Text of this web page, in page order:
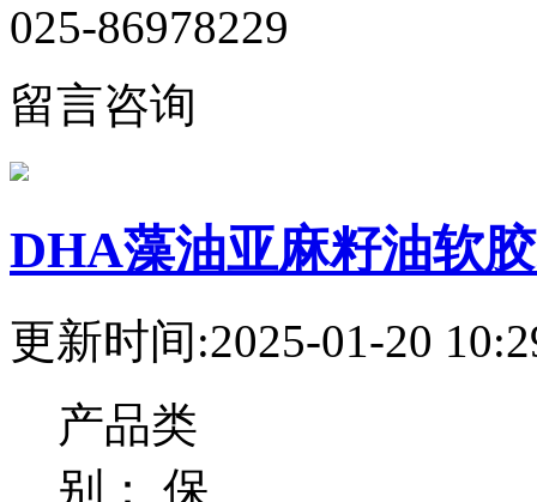
025-86978229
留言咨询
DHA藻油亚麻籽油软
更新时间:2025-01-20
产品类
别： 保